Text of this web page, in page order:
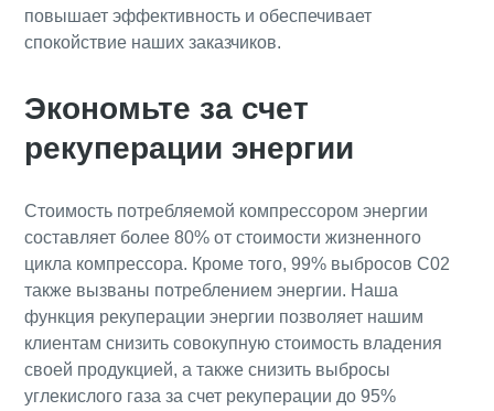
повышает эффективность и обеспечивает
спокойствие наших заказчиков.
Экономьте за счет
рекуперации энергии
Стоимость потребляемой компрессором энергии
составляет более 80% от стоимости жизненного
цикла компрессора. Кроме того, 99% выбросов C02
также вызваны потреблением энергии. Наша
функция рекуперации энергии позволяет нашим
клиентам снизить совокупную стоимость владения
своей продукцией, а также снизить выбросы
углекислого газа за счет рекуперации до 95%